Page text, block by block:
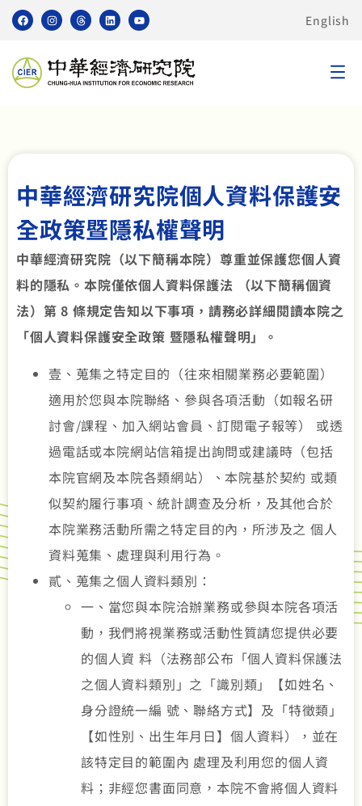
English
中華經濟研究院個人資料保護安
全政策暨隱私權聲明
中華經濟研究院（以下簡稱本院）尊重並保護您個人資
料的隱私。本院僅依個人資料保護法 （以下簡稱個資
法）第 8 條規定告知以下事項，請務必詳細閱讀本院之
「個人資料保護安全政策 暨隱私權聲明」。
壹、蒐集之特定目的（往來相關業務必要範圍）
適用於您與本院聯絡、參與各項活動（如報名研
討會/課程、加入網站會員、訂閱電子報等） 或透
過電話或本院網站信箱提出詢問或建議時（包括
本院官網及本院各類網站）、本院基於契約 或類
似契約履行事項、統計調查及分析，及其他合於
本院業務活動所需之特定目的內，所涉及之 個人
資料蒐集、處理與利用行為。
貳、蒐集之個人資料類別：
一、當您與本院洽辦業務或參與本院各項活
動，我們將視業務或活動性質請您提供必要
的個人資 料（法務部公布「個人資料保護法
之個人資料類別」之「識別類」【如姓名、
身分證統一編 號、聯絡方式】及「特徵類」
【如性別、出生年月日】個人資料），並在
該特定目的範圍內 處理及利用您的個人資
料；非經您書面同意，本院不會將個人資料